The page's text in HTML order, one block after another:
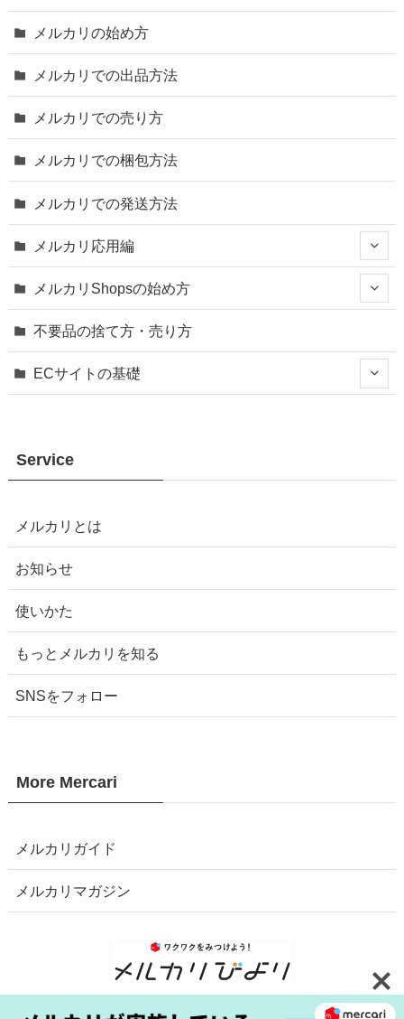
メルカリの始め方
メルカリでの出品方法
メルカリでの売り方
メルカリでの梱包方法
メルカリでの発送方法
メルカリ応用編
メルカリShopsの始め方
不要品の捨て方・売り方
ECサイトの基礎
Service
メルカリとは
お知らせ
使いかた
もっとメルカリを知る
SNSをフォロー
More Mercari
メルカリガイド
メルカリマガジン